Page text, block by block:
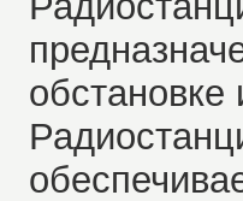
обстановке